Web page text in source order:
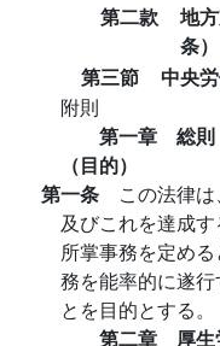
第二款
地
条）
第三節
中央
附則
第一章 総則
（目的）
第一条 この法律
及びこれを達成
所掌事務を定め
務を能率的に遂
とを目的とする。
第二章 厚生